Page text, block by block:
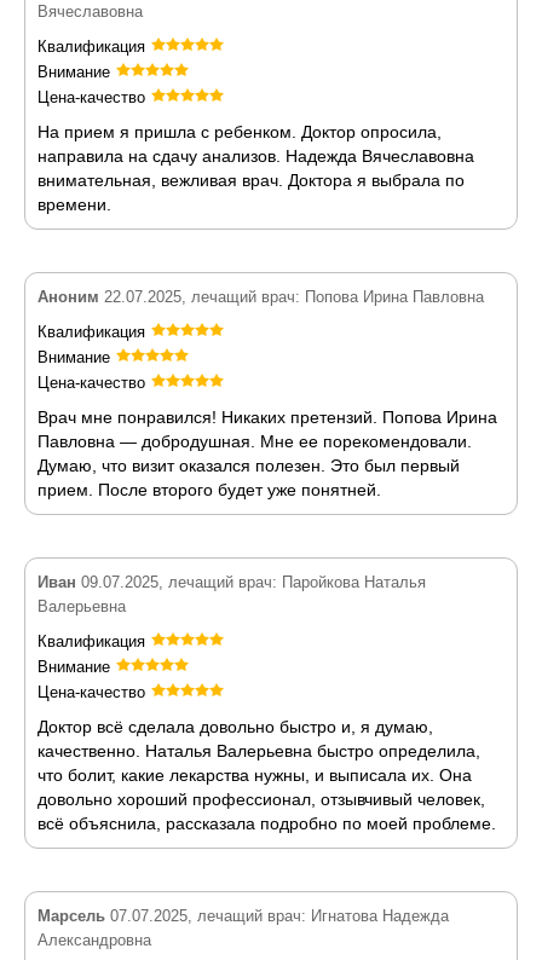
Вячеславовна
Квалификация
Внимание
Цена-качество
На прием я пришла с ребенком. Доктор опросила,
направила на сдачу анализов. Надежда Вячеславовна
внимательная, вежливая врач. Доктора я выбрала по
времени.
Аноним 22.07.2025, лечащий врач: Попова Ирина Павловна
Квалификация
Внимание
Цена-качество
Врач мне понравился! Никаких претензий. Попова Ирина
Павловна — добродушная. Мне ее порекомендовали.
Думаю, что визит оказался полезен. Это был первый
прием. После второго будет уже понятней.
Иван 09.07.2025, лечащий врач: Паройкова Наталья
Валерьевна
Квалификация
Внимание
Цена-качество
Доктор всё сделала довольно быстро и, я думаю,
качественно. Наталья Валерьевна быстро определила,
что болит, какие лекарства нужны, и выписала их. Она
довольно хороший профессионал, отзывчивый человек,
всё объяснила, рассказала подробно по моей проблеме.
Марсель 07.07.2025, лечащий врач: Игнатова Надежда
Александровна